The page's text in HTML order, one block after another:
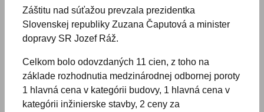
Záštitu nad súťažou prevzala prezidentka
Slovenskej republiky Zuzana Čaputová a minister
dopravy SR Jozef Ráž.
Celkom bolo odovzdaných 11 cien, z toho na
základe rozhodnutia medzinárodnej odbornej poroty
1 hlavná cena v kategórii budovy, 1 hlavná cena v
kategórii inžinierske stavby, 2 ceny za